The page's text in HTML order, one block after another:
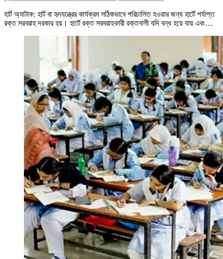
হার্ট অ্যাটাক: হার্ট বা হৃদযন্ত্রের কার্যক্রম সঠিকভাবে পরিচালিত হওয়ার জন্য হার্টে পর্যাপ্ত
রক্ত সরবরাহ দরকার হয়। হার্টে রক্ত সরবরাহকারী রক্তনালী যদি বন্ধ হয়ে যায় এবং…